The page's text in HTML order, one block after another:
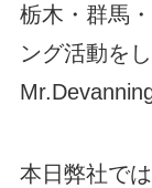
栃木・群馬
ング活動を
本日弊社で